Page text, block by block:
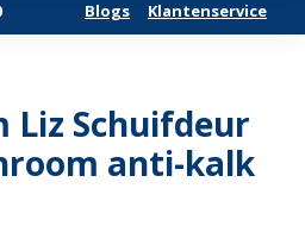
Blogs Klantenservice
Liz Schuifdeur
anti-kalk